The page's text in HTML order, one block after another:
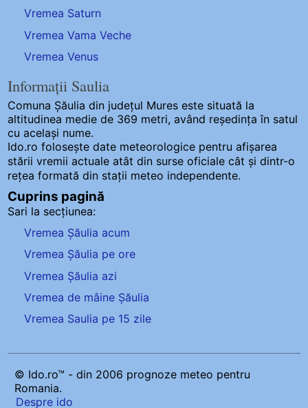
Vremea Saturn
Vremea Vama Veche
Vremea Venus
Informații Saulia
Comuna Șăulia din județul Mures este situată la
altitudinea medie de 369 metri, având reședința în satul
cu același nume.
Ido.ro folosește date meteorologice pentru afișarea
stării vremii actuale atât din surse oficiale cât și dintr-o
rețea formată din stații meteo independente.
Cuprins pagină
Sari la secțiunea:
Vremea Șăulia acum
Vremea Șăulia pe ore
Vremea Șăulia azi
Vremea de mâine Șăulia
Vremea Saulia pe 15 zile
© Ido.ro™ - din 2006 prognoze meteo pentru
Romania.
Despre ido